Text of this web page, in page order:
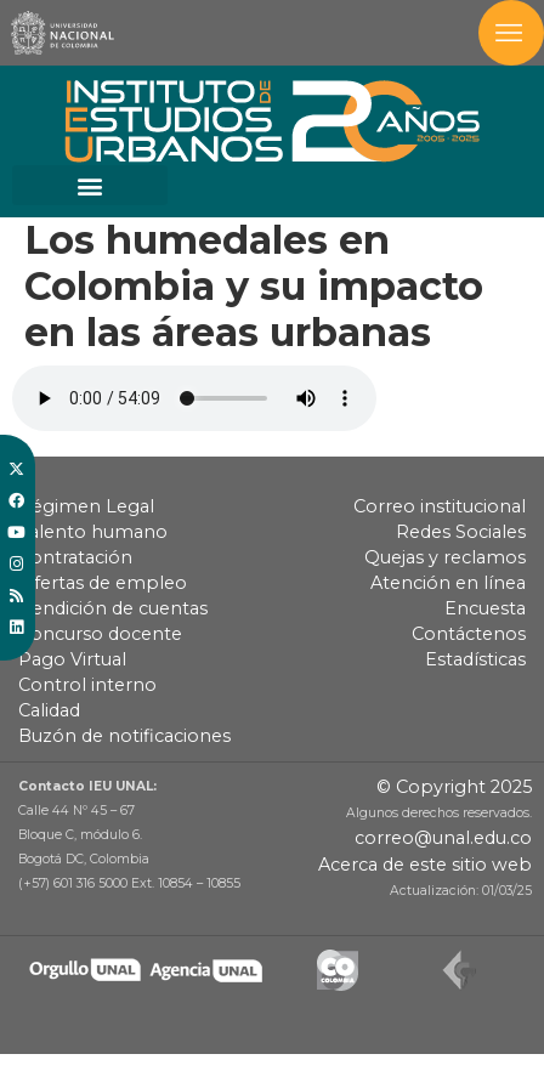
Los humedales en
Colombia y su impacto
en las áreas urbanas
Régimen Legal
Talento humano
Contratación
Ofertas de empleo
Rendición de cuentas
Concurso docente
Pago Virtual
Control interno
Calidad
Buzón de notificaciones
Correo institucional
Redes Sociales
Quejas y reclamos
Atención en línea
Encuesta
Contáctenos
Estadísticas
Contacto IEU UNAL:
Calle 44 Nº 45 – 67
Bloque C, módulo 6.
Bogotá DC, Colombia
(+57) 601 316 5000 Ext. 10854 – 10855
© Copyright 2025
Algunos derechos reservados.
correo@unal.edu.co
Acerca de este sitio web
Actualización: 01/03/25